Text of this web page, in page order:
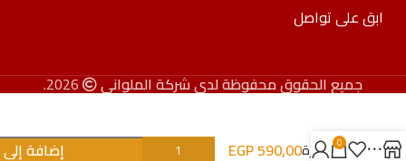
ابق على تواصل
جميع الحقوق محفوظة لدى شركة الملواني 2026.
مبخرة590,00
EGP إضافة 0